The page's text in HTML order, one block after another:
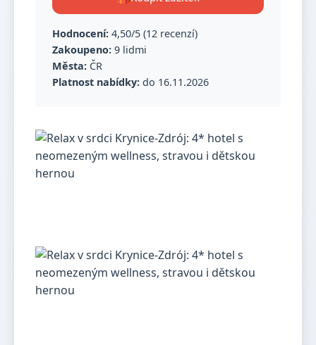
Hodnocení: 4,50/5 (12 recenzí)
Zakoupeno: 9 lidmi
Města: ČR
Platnost nabídky: do 16.11.2026